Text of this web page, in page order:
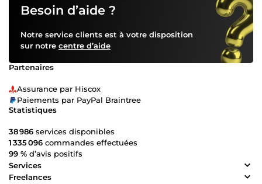
Besoin d’aide ?
Notre service clients est à votre disposition
sur notre centre d’aide
Partenaires
Assurance par Hiscox
Paiements par PayPal Braintree
Statistiques
38 986 services disponibles
1 335 096 commandes effectuées
99 % d’avis positifs
Services
Freelances